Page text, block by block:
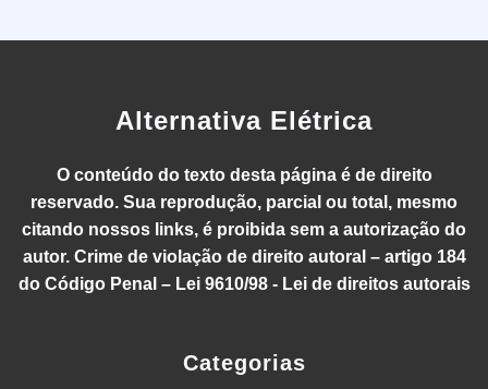
Alternativa Elétrica
O conteúdo do texto desta página é de direito
reservado. Sua reprodução, parcial ou total, mesmo
citando nossos links, é proibida sem a autorização do
autor. Crime de violação de direito autoral – artigo 184
do Código Penal – Lei 9610/98 - Lei de direitos autorais
Categorias